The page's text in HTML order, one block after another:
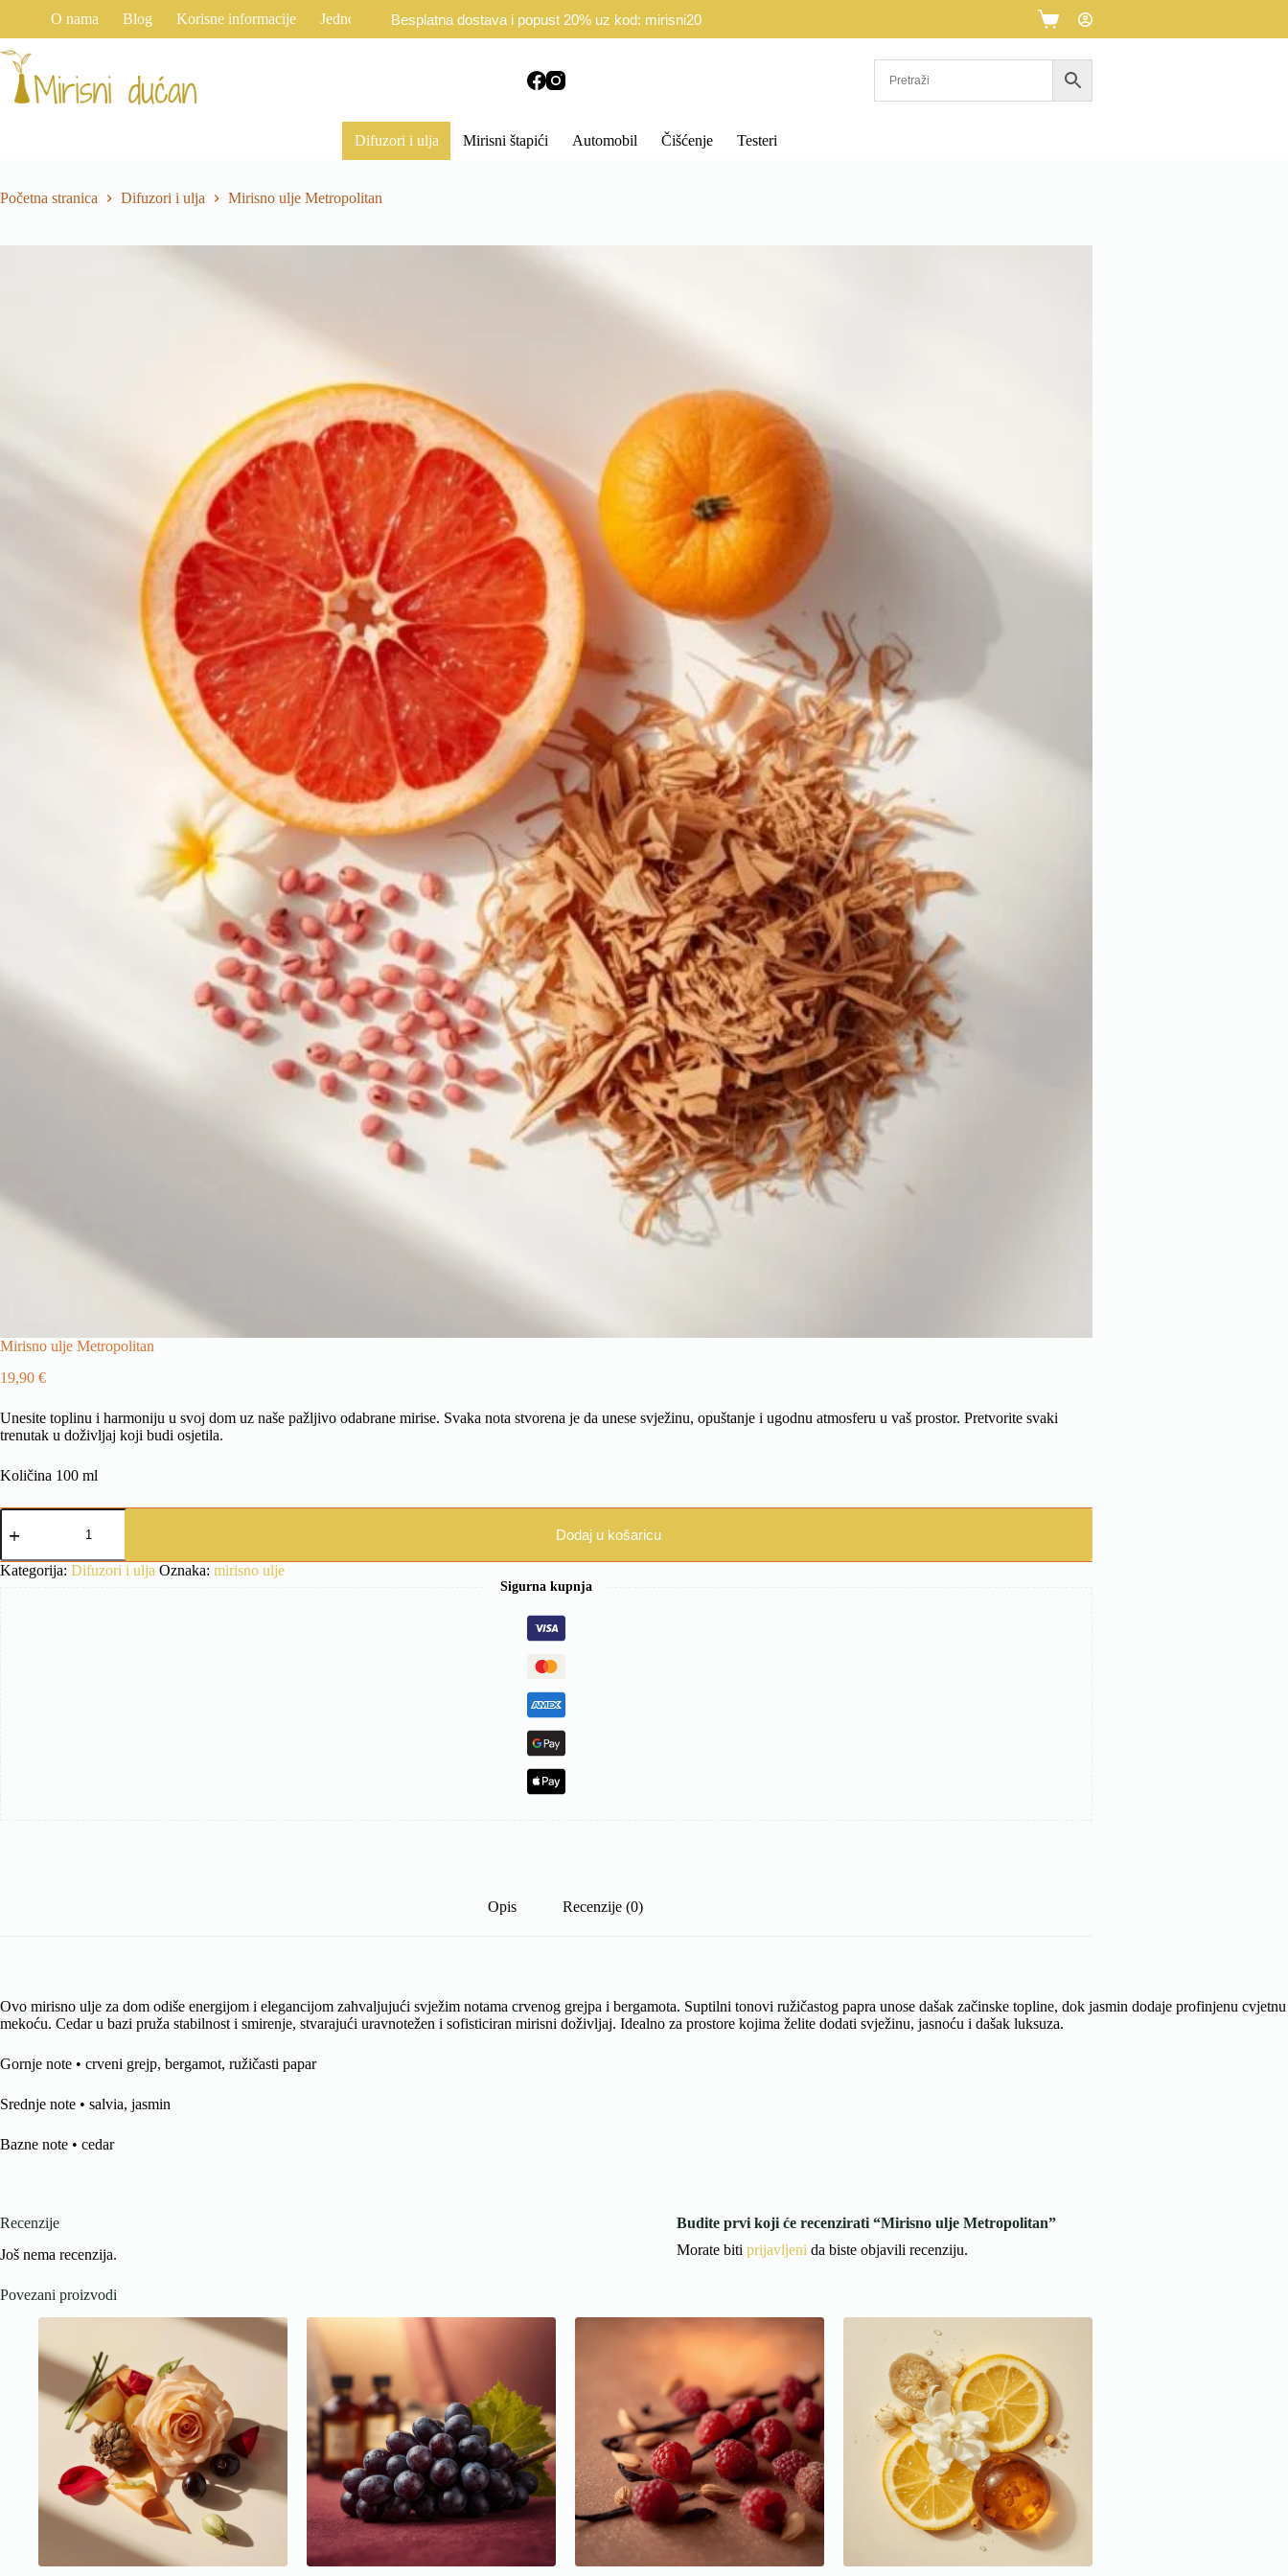
sadržaj
O nama Blog Korisne informacije Jednostrani raskid Ugovora Politika privatnosti
Besplatna dostava i popust 20% uz kod: mirisni20 Košarica
Difuzori i ulja Mirisni štapići Automobil Čišćenje Testeri
Početna stranica Difuzori i ulja Mirisno ulje Metropolitan
Mirisno ulje Metropolitan
19,90 €
Unesite toplinu i harmoniju u svoj dom uz naše pažljivo odabrane mirise. Svaka nota stvorena je da unese svježinu, opuštanje i ugodnu atmosferu u vaš prostor. Pretvorite svaki
trenutak u doživljaj koji budi osjetila.
Količina 100 ml
Mirisno
ulje
količina
Dodaj u košaricu
Kategorija: Difuzori i ulja Oznaka: mirisno ulje
Sigurna kupnja
Opis Recenzije (0)
Ovo mirisno ulje za dom odiše energijom i elegancijom zahvaljujući svježim notama crvenog grejpa i bergamota. Suptilni tonovi ružičastog papra unose dašak začinske topline, dok jasmin dodaje profinjenu cvjetnu
mekoću. Cedar u bazi pruža stabilnost i smirenje, stvarajući uravnotežen i sofisticiran mirisni doživljaj. Idealno za prostore kojima želite dodati svježinu, jasnoću i dašak luksuza.
Gornje note • crveni grejp, bergamot, ružičasti papar
Srednje note • salvia, jasmin
Bazne note • cedar
Recenzije
Još nema recenzija.
Budite prvi koji će recenzirati “Mirisno ulje Metropolitan”
Morate biti prijavljeni da biste objavili recenziju.
Povezani proizvodi